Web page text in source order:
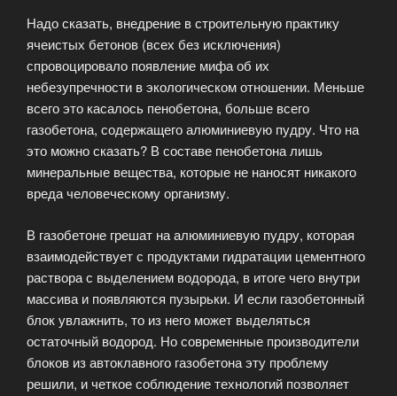
Надо сказать, внедрение в строительную практику
ячеистых бетонов (всех без исключения)
спровоцировало появление мифа об их
небезупречности в экологическом отношении. Меньше
всего это касалось пенобетона, больше всего
газобетона, содержащего алюминиевую пудру. Что на
это можно сказать? В составе пенобетона лишь
минеральные вещества, которые не наносят никакого
вреда человеческому организму.
В газобетоне грешат на алюминиевую пудру, которая
взаимодействует с продуктами гидратации цементного
раствора с выделением водорода, в итоге чего внутри
массива и появляются пузырьки. И если газобетонный
блок увлажнить, то из него может выделяться
остаточный водород. Но современные производители
блоков из автоклавного газобетона эту проблему
решили, и четкое соблюдение технологий позволяет